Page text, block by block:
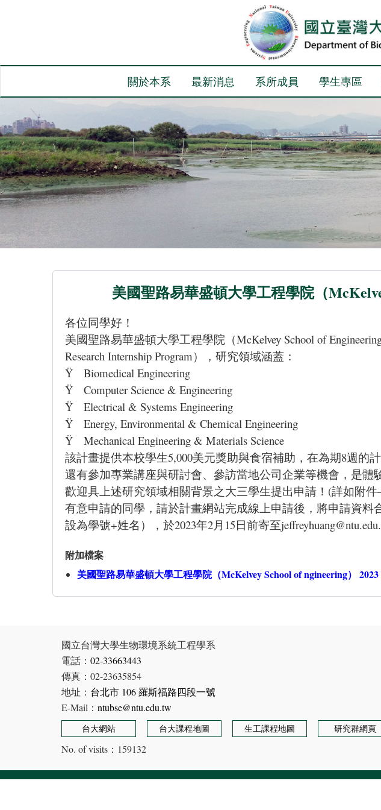
關於本系 最新消息 系所成員 學生專區
美國聖路易華盛頓大學工程學院（
各位同學好！
美國聖路易華盛頓大學工程學院（McKelvey School of
Research Internship Program），研究領域涵蓋：
Ÿ Biomedical Engineering
Ÿ Computer Science & Engineering
Ÿ Electrical & Systems Engineering
Ÿ Energy, Environmental & Chemical Engineering
Ÿ Mechanical Engineering & Materials Science
該計畫提供本校學生5,000美元獎助與食宿補助，在為期8週的
還有參加專業講座與研討會、參訪當地公司企業等機會，是體
歡迎具上述研究領域相關背景之大三學生提出申請！(詳如附件
有意申請的同學，請於計畫網站完成線上申請後，將申請資料
設為學號+姓名），於2023年2月15日前寄至
附加檔案
美國聖路易華盛頓大學工程學院（McKelvey School of ngineering）
國立台灣大學生物環境系統工程學系
電話： 02-33663443
傳真：02-23635854
地址： 台北市 106 羅斯福路四段一號
E-Mail： ntubse@ntu.edu.tw
台大網站 台大課程地圖 生工課程地圖 研究群網頁
No. of visits： 159132
Copyright © Department of Bioenvironmental Systems Engineering, NTU. All